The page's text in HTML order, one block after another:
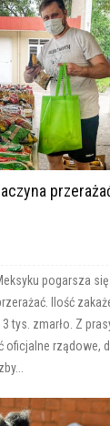
pogarsza
Ilość
tys. zmarło. Z
oficjalne rządowe,